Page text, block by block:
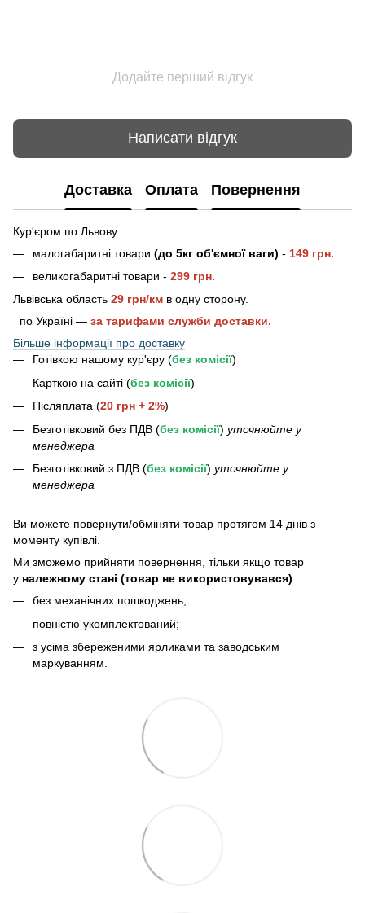
Додайте перший відгук
Написати відгук
Доставка Оплата Повернення
Кур'єром по Львову:
малогабаритні товари (до 5кг об'ємної ваги) - 149 грн.
великогабаритні товари - 299 грн.
Львівська область 29 грн/км в одну сторону.
по Україні — за тарифами служби доставки.
Більше інформації про доставку
Готівкою нашому кур'єру (без комісії)
Карткою на сайті (без комісії)
Післяплата (20 грн + 2%)
Безготівковий без ПДВ (без комісії) уточнюйте у
менеджера
Безготівковий з ПДВ (без комісії) уточнюйте у
менеджера
Bи можете повернути/обміняти товар протягом 14 днів з
моменту купівлі.
Ми зможемо прийняти повернення, тільки якщо товар
у належному стані (товар не використовувався):
без механічних пошкоджень;
повністю укомплектований;
з усіма збереженими ярликами та заводським
маркуванням.